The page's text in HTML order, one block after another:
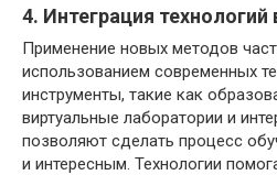
4. Интеграция технологий
Применение новых методов
использованием современных
инструменты, такие как
виртуальные лаборатории и
позволяют сделать процесс
и интересным. Технологии